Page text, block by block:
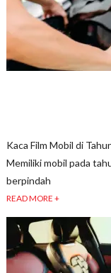
Kaca Film Mobil di
Memiliki mobil pada
berpindah
READ MORE +